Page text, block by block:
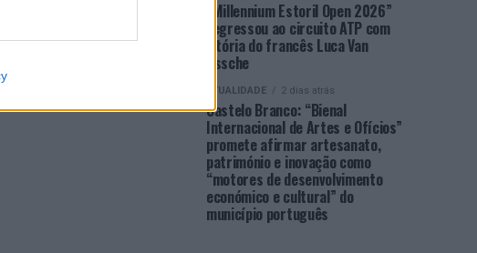
“Millennium Estoril Open 2026”
regressou ao circuito ATP com
vitória do francês Luca Van
Assche
ATUALIDADE 2 dias atrás
Castelo Branco: “Bienal
Internacional de Artes e Ofícios”
promete afirmar artesanato,
património e inovação como
“motores de desenvolvimento
económico e cultural” do
município português